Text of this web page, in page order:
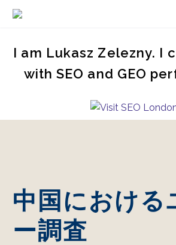
I am Lukasz Zelezny. I
with SEO and GEO
中国における
ー調査